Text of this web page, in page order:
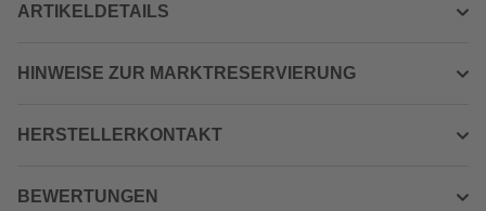
ARTIKELDETAILS
HINWEISE ZUR MARKTRESERVIERUNG
HERSTELLERKONTAKT
BEWERTUNGEN